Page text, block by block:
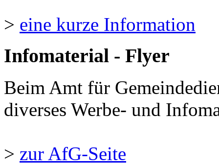
> eine kurze Information
Infomaterial - Flyer
Beim Amt für
diverses Werbe- und
> zur AfG-Seite